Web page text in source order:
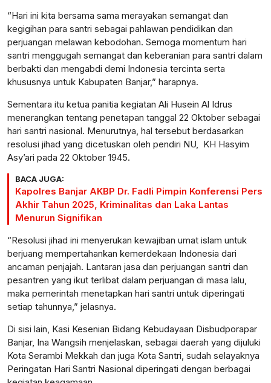
“Hari ini kita bersama sama merayakan semangat dan
kegigihan para santri sebagai pahlawan pendidikan dan
perjuangan melawan kebodohan. Semoga momentum hari
santri menggugah semangat dan keberanian para santri dalam
berbakti dan mengabdi demi Indonesia tercinta serta
khususnya untuk Kabupaten Banjar,” harapnya.
Sementara itu ketua panitia kegiatan Ali Husein Al Idrus
menerangkan tentang penetapan tanggal 22 Oktober sebagai
hari santri nasional. Menurutnya, hal tersebut berdasarkan
resolusi jihad yang dicetuskan oleh pendiri NU, KH Hasyim
Asy’ari pada 22 Oktober 1945.
BACA JUGA:
Kapolres Banjar AKBP Dr. Fadli Pimpin Konferensi Pers
Akhir Tahun 2025, Kriminalitas dan Laka Lantas
Menurun Signifikan
“Resolusi jihad ini menyerukan kewajiban umat islam untuk
berjuang mempertahankan kemerdekaan Indonesia dari
ancaman penjajah. Lantaran jasa dan perjuangan santri dan
pesantren yang ikut terlibat dalam perjuangan di masa lalu,
maka pemerintah menetapkan hari santri untuk diperingati
setiap tahunnya,” jelasnya.
Di sisi lain, Kasi Kesenian Bidang Kebudayaan Disbudporapar
Banjar, Ina Wangsih menjelaskan, sebagai daerah yang dijuluki
Kota Serambi Mekkah dan juga Kota Santri, sudah selayaknya
Peringatan Hari Santri Nasional diperingati dengan berbagai